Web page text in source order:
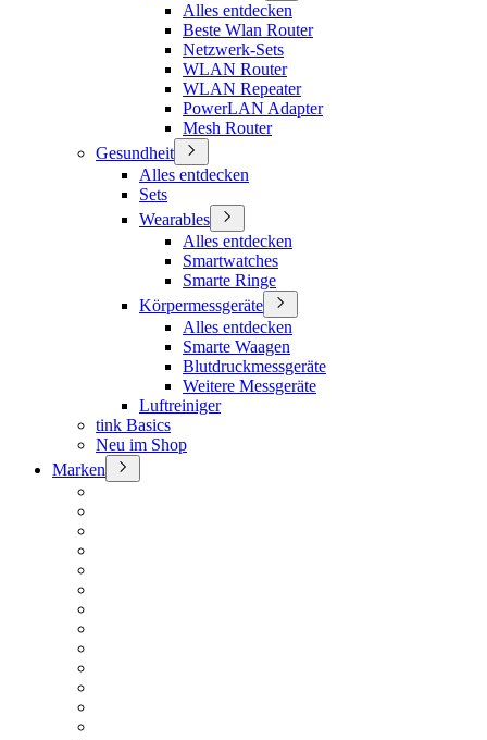
Alles entdecken
Beste Wlan Router
Netzwerk-Sets
WLAN Router
WLAN Repeater
PowerLAN Adapter
Mesh Router
Gesundheit
Alles entdecken
Sets
Wearables
Alles entdecken
Smartwatches
Smarte Ringe
Körpermessgeräte
Alles entdecken
Smarte Waagen
Blutdruckmessgeräte
Weitere Messgeräte
Luftreiniger
tink Basics
Neu im Shop
Marken